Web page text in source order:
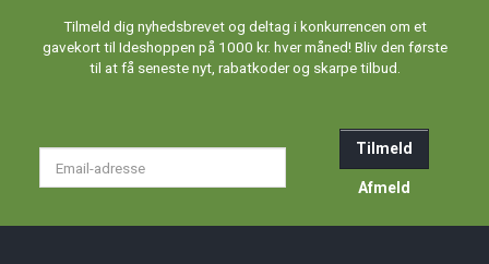
Tilmeld dig nyhedsbrevet og deltag i konkurrencen om et
gavekort til Ideshoppen på 1000 kr. hver måned! Bliv den første
til at få seneste nyt, rabatkoder og skarpe tilbud.
Tilmeld
Afmeld